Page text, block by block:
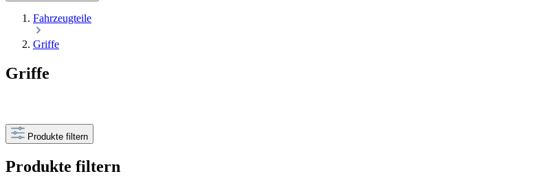
Fahrzeugteile
Griffe
Griffe
Produkte filtern
Produkte filtern